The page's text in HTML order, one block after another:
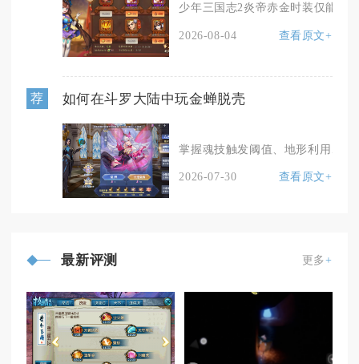
少年三国志2炎帝赤金时装仅能在
2026-08-04 查看原文+
荐 如何在斗罗大陆中玩金蝉脱壳
掌握魂技触发阈值、地形利用、
2026-07-30 查看原文+
最新评测 更多+